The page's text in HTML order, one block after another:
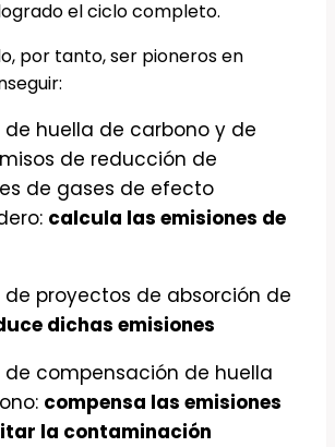
el ciclo completo.
por tanto, ser pioneros en
de huella de carbono y de
de reducción de
de gases de efecto
calcula las emisiones de
de proyectos de absorción de
dichas emisiones
de compensación de huella
compensa las emisiones
la contaminación